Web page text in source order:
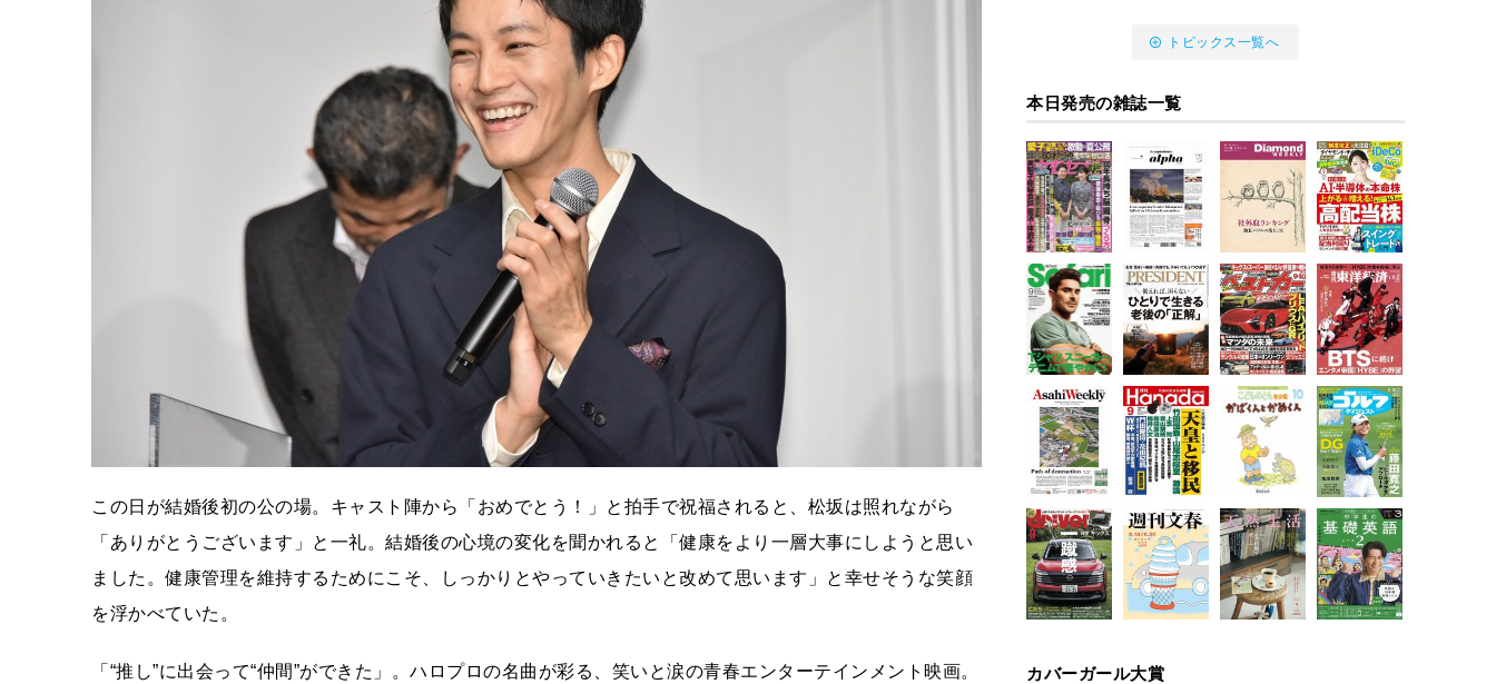
この日が結婚後初の公の場。キャスト陣から「おめでとう！」と拍手で祝福されると、松坂は照れながら
「ありがとうございます」と一礼。結婚後の心境の変化を聞かれると「健康をより一層大事にしようと思い
ました。健康管理を維持するためにこそ、しっかりとやっていきたいと改めて思います」と幸せそうな笑顔
を浮かべていた。
「“推し”に出会って“仲間”ができた」。ハロプロの名曲が彩る、笑いと涙の青春エンターテインメント映画。
トピックス一覧へ
本日発売の雑誌一覧
カバーガール大賞